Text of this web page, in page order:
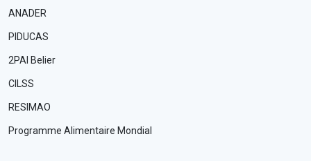
ANADER
PIDUCAS
2PAI Belier
CILSS
RESIMAO
Programme Alimentaire Mondial